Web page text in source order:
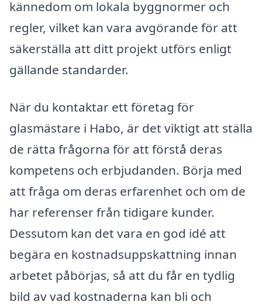
kännedom om lokala byggnormer och
regler, vilket kan vara avgörande för att
säkerställa att ditt projekt utförs enligt
gällande standarder.
När du kontaktar ett företag för
glasmästare i Habo, är det viktigt att ställa
de rätta frågorna för att förstå deras
kompetens och erbjudanden. Börja med
att fråga om deras erfarenhet och om de
har referenser från tidigare kunder.
Dessutom kan det vara en god idé att
begära en kostnadsuppskattning innan
arbetet påbörjas, så att du får en tydlig
bild av vad kostnaderna kan bli och